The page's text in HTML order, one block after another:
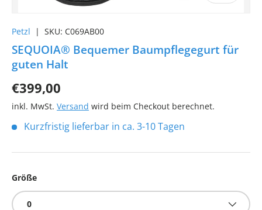
Petzl | SKU: C069AB00
SEQUOIA® Bequemer Baumpflegegurt für
guten Halt
€399,00
inkl. MwSt. Versand wird beim Checkout berechnet.
Kurzfristig lieferbar in ca. 3-10 Tagen
Größe
0